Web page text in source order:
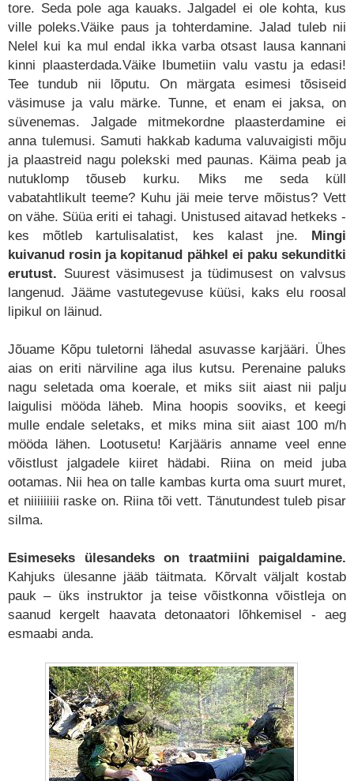
tore. Seda pole aga kauaks. Jalgadel ei ole kohta, kus
ville poleks.Väike paus ja tohterdamine. Jalad tuleb nii
Nelel kui ka mul endal ikka varba otsast lausa kannani
kinni plaasterdada.Väike Ibumetiin valu vastu ja edasi!
Tee tundub nii lõputu. On märgata esimesi tõsiseid
väsimuse ja valu märke. Tunne, et enam ei jaksa, on
süvenemas. Jalgade mitmekordne plaasterdamine ei
anna tulemusi. Samuti hakkab kaduma valuvaigisti mõju
ja plaastreid nagu polekski med paunas. Käima peab ja
nutuklomp tõuseb kurku. Miks me seda küll
vabatahtlikult teeme? Kuhu jäi meie terve mõistus? Vett
on vähe. Süüa eriti ei tahagi. Unistused aitavad hetkeks -
kes mõtleb kartulisalatist, kes kalast jne. Mingi
kuivanud rosin ja kopitanud pähkel ei paku sekunditki
erutust. Suurest väsimusest ja tüdimusest on valvsus
langenud. Jääme vastutegevuse küüsi, kaks elu roosal
lipikul on läinud.
Jõuame Kõpu tuletorni lähedal asuvasse karjääri. Ühes
aias on eriti närviline aga ilus kutsu. Perenaine paluks
nagu seletada oma koerale, et miks siit aiast nii palju
laigulisi mööda läheb. Mina hoopis sooviks, et keegi
mulle endale seletaks, et miks mina siit aiast 100 m/h
mööda lähen. Lootusetu! Karjääris anname veel enne
võistlust jalgadele kiiret hädabi. Riina on meid juba
ootamas. Nii hea on talle kambas kurta oma suurt muret,
et niiiiiiiii raske on. Riina tõi vett. Tänutundest tuleb pisar
silma.
Esimeseks ülesandeks on traatmiini paigaldamine.
Kahjuks ülesanne jääb täitmata. Kõrvalt väljalt kostab
pauk – üks instruktor ja teise võistkonna võistleja on
saanud kergelt haavata detonaatori lõhkemisel - aeg
esmaabi anda.